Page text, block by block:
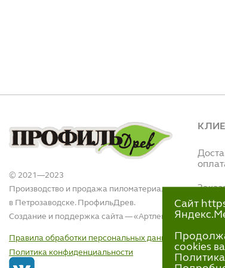
© 2021—2023
Производство и продажа пиломатериалов
в Петрозаводске. ПрофильДрев.
Создание и поддержка сайта — «Артлекс
Правила обработки персональных данных
Политика конфиденциальности
+7
пн-пт
Сайт
cookies